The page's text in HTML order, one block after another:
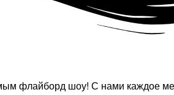
флайборд шоу! С нами каждое